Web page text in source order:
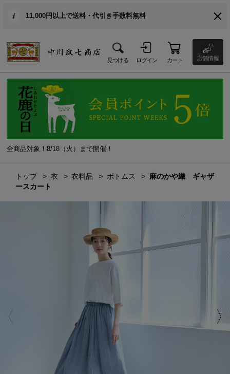
11,000円以上で送料・代引き手数料無料
見つける ログイン カート 店舗情報
全商品対象！8/18（火）まで開催！
トップ 衣 衣料品 ボトムス
麻のかや織 ギャザ
ースカート